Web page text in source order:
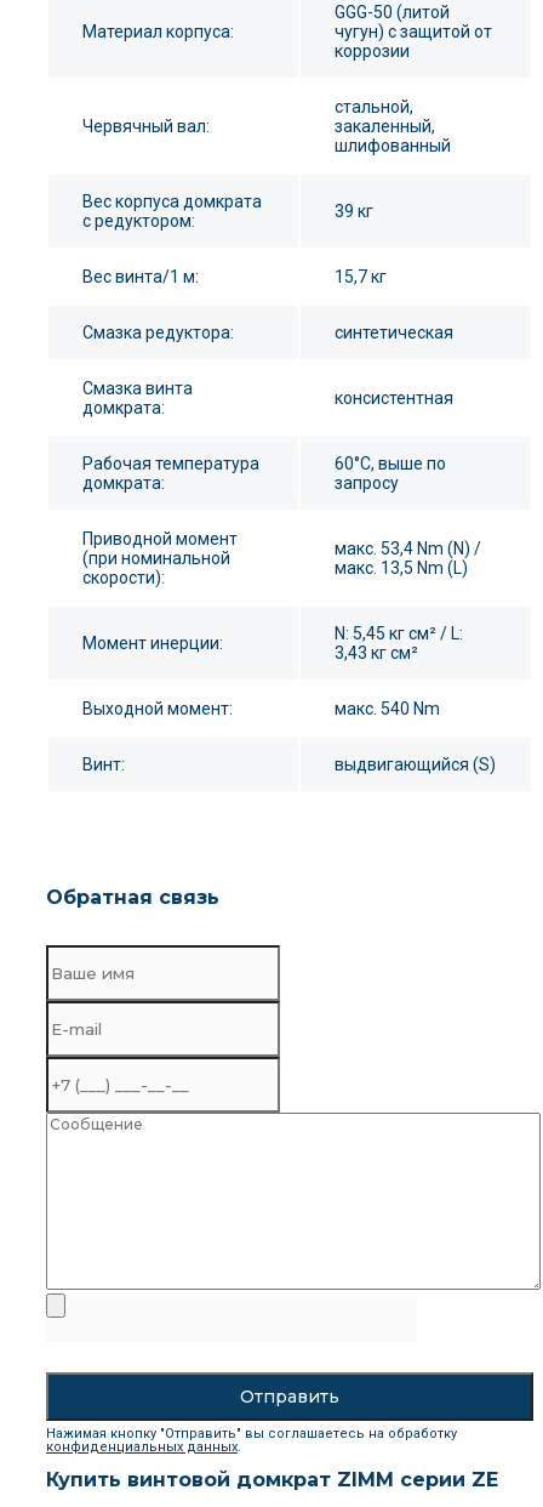
Материал корпуса:
GGG-50 (литой
чугун) с защитой от
коррозии
Червячный вал:
стальной,
закаленный,
шлифованный
Вес корпуса домкрата
с редуктором:
39 кг
Вес винта/1 м: 15,7 кг
Смазка редуктора: синтетическая
Смазка винта
домкрата:
консистентная
Рабочая температура
домкрата:
60°С, выше по
запросу
Приводной момент
(при номинальной
скорости):
макс. 53,4 Nm (N) /
макс. 13,5 Nm (L)
Момент инерции:
N: 5,45 кг см² / L:
3,43 кг см²
Выходной момент: макс. 540 Nm
Винт: выдвигающийся (S)
Обратная связь
Нажимая кнопку "Отправить" вы соглашаетесь на обработку
конфиденциальных данных.
Купить винтовой домкрат ZIMM серии ZE